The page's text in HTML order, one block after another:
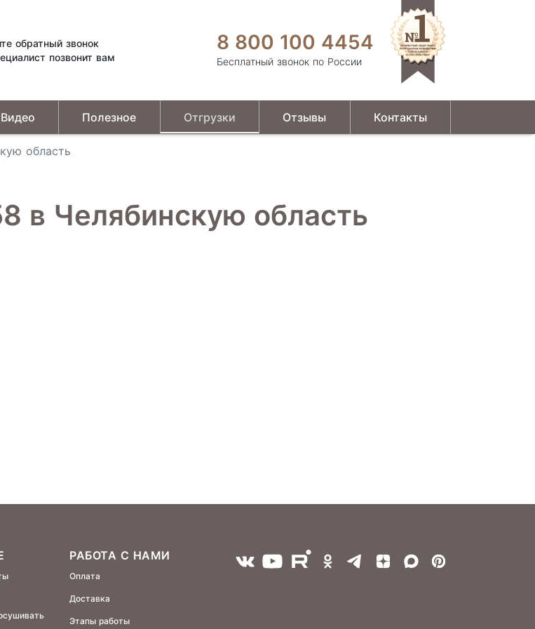
обратный звонок
позвонит вам
8 800 100 4454
Бесплатный звонок по России
Видео Полезное Отгрузки Отзывы Контакты
область
в Челябинскую область
РАБОТА С НАМИ
Оплата
Доставка
Этапы работы